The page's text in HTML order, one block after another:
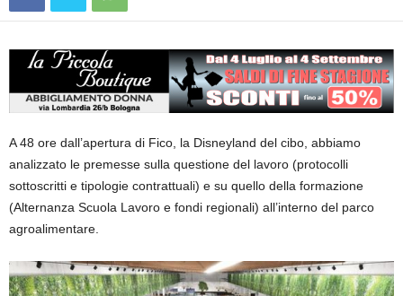
A 48 ore dall’apertura di Fico, la Disneyland del cibo, abbiamo
analizzato le premesse sulla questione del lavoro (protocolli
sottoscritti e tipologie contrattuali) e su quello della formazione
(Alternanza Scuola Lavoro e fondi regionali) all’interno del parco
agroalimentare.